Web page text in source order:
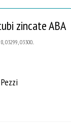
zincate ABA
03299, 03300...